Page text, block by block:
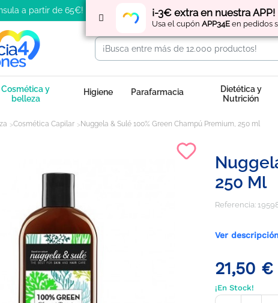
¡-3€ extra en nuestra APP!
Usa el cupón APP34E en pedidos
a partir de 65€! Regístratey
Cosmética y
belleza
Higiene Parafarmacia
Dietética y
Nutrición
Cosmética Capilar Nuggela & Sulé 100% Green Champú Premium, 250 ml
250 Ml
Referencia:
Ver
21,50 €
¡En Stock!